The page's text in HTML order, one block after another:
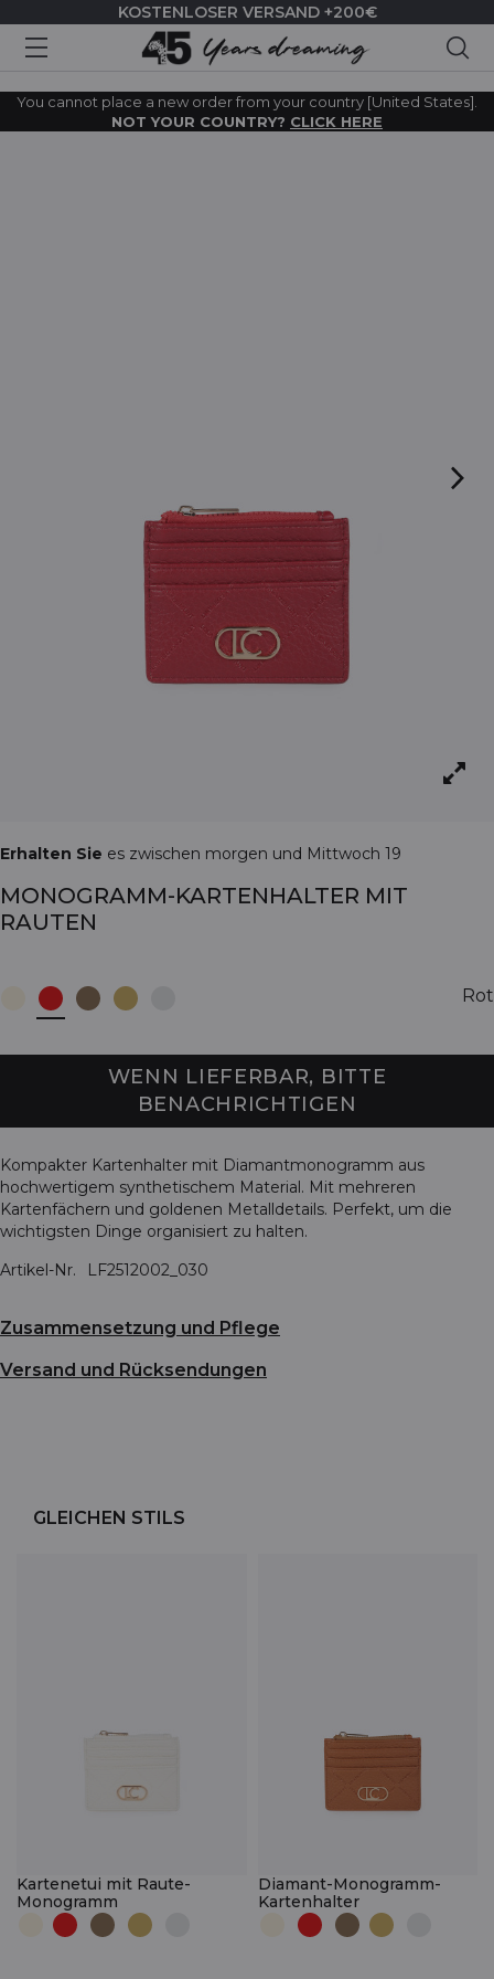
KOSTENLOSER VERSAND +200€
You cannot place a new order from your country [United States].
NOT YOUR COUNTRY? CLICK HERE
Erhalten Sie es zwischen morgen und Mittwoch 19
MONOGRAMM-KARTENHALTER MIT
RAUTEN
Rot
WENN LIEFERBAR, BITTE
BENACHRICHTIGEN
Kompakter Kartenhalter mit Diamantmonogramm aus
hochwertigem synthetischem Material. Mit mehreren
Kartenfächern und goldenen Metalldetails. Perfekt, um die
wichtigsten Dinge organisiert zu halten.
Artikel-Nr.
LF2512002_030
Zusammensetzung und Pflege
Versand und Rücksendungen
GLEICHEN STILS
Kartenetui mit Raute-
Monogramm
Diamant-Monogramm-
Kartenhalter